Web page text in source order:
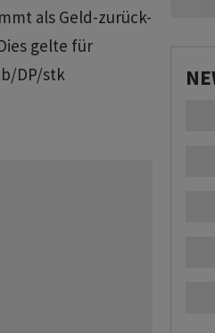
als Geld-zurück-
gelte für
DP/stk